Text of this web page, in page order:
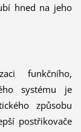
hned na jeho
funkčního,
sys­tému je
způsobu
postřikovače